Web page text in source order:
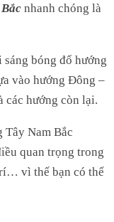
nhanh chóng là
bóng đổ hướng
vào hướng Đông –
các hướng còn lại.
Nam Bắc
quan trọng trong
vì thế bạn có thể